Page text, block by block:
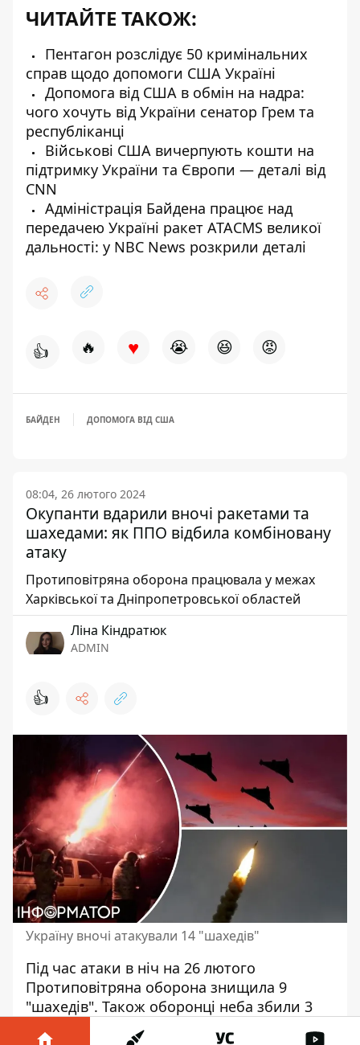
ЧИТАЙТЕ ТАКОЖ:
Пентагон розслідує 50 кримінальних
справ щодо допомоги США Україні
Допомога від США в обмін на надра:
чого хочуть від України сенатор Грем та
республіканці
Військові США вичерпують кошти на
підтримку України та Європи — деталі від
CNN
Адміністрація Байдена працює над
передачею Україні ракет ATACMS великої
дальності: у NBC News розкрили деталі
👍 🔥 ♥ 😭 😆 😡
БАЙДЕН ДОПОМОГА ВІД США
08:04, 26 лютого 2024
Окупанти вдарили вночі ракетами та
шахедами: як ППО відбила комбіновану
атаку
Протиповітряна оборона працювала у межах
Харківської та Дніпропетровської областей
Ліна Кіндратюк
ADMIN
👍
Україну вночі атакували 14 "шахедів"
Під час атаки в ніч на 26 лютого
Протиповітряна оборона знищила 9
"шахедів". Також оборонці неба збили 3
ракети Х-59. Сили ППО працювали у